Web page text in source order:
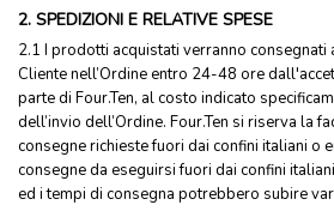
2. SPEDIZIONI E RELATIVE SPESE
2.1 I prodotti acquistati verranno
Cliente nell’Ordine entro 24-48 ore
parte di Four.Ten, al costo indicato
dell’invio dell’Ordine. Four.Ten si riserva la
consegne richieste fuori dai confini italiani o
consegne da eseguirsi fuori dai confini
ed i tempi di consegna potrebbero subire